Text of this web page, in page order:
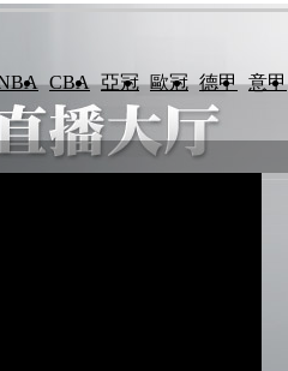
CBA 亞冠 歐冠 德甲 意甲